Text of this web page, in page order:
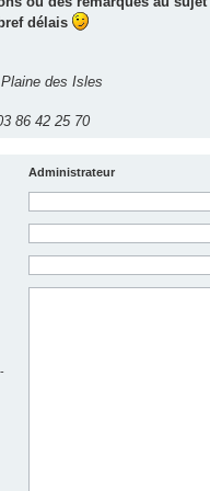
délais
des Isles
86 42 25 70
Administrateur